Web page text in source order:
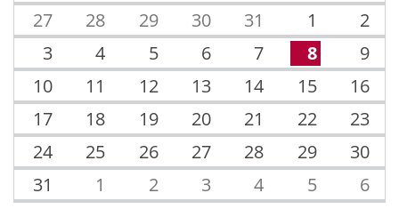
27
28 29 30 31 1
2
3
4 5 6 7 8
9
10
11 12 13 14 15
16
17
18 19 20 21 22
23
24
25 26 27 28 29
30
31
1 2 3 4 5 6